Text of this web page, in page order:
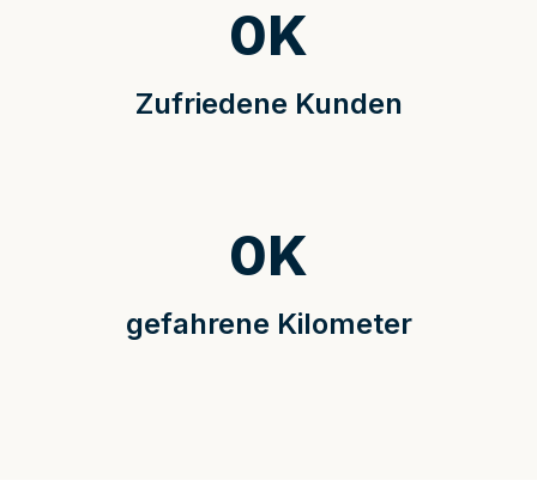
Zufriedene Kunden
0K
gefahrene Kilometer
0K